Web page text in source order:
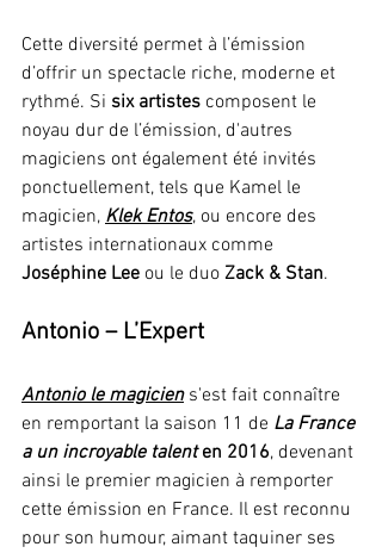
Cette diversité permet à l’émission
d’offrir un spectacle riche, moderne et
rythmé. Si six artistes composent le
noyau dur de l’émission, d'autres
magiciens ont également été invités
ponctuellement, tels que Kamel le
magicien, Klek Entos, ou encore des
artistes internationaux comme
Joséphine Lee ou le duo Zack & Stan.
Antonio – L’Expert
Antonio le magicien s'est fait connaître
en remportant la saison 11 de La France
a un incroyable talent en 2016, devenant
ainsi le premier magicien à remporter
cette émission en France. Il est reconnu
pour son humour, aimant taquiner ses